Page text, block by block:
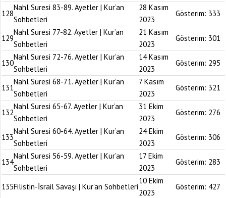
128
Nahl Suresi 83-89. Ayetler | Kur’an
Sohbetleri
28 Kasım
2023
Gösterim: 333
129
Nahl Suresi 77-82. Ayetler | Kur’an
Sohbetleri
21 Kasım
2023
Gösterim: 301
130
Nahl Suresi 72-76. Ayetler | Kur’an
Sohbetleri
14 Kasım
2023
Gösterim: 295
131
Nahl Suresi 68-71. Ayetler | Kur’an
Sohbetleri
7 Kasım
2023
Gösterim: 321
132
Nahl Suresi 65-67. Ayetler | Kur’an
Sohbetleri
31 Ekim
2023
Gösterim: 276
133
Nahl Suresi 60-64. Ayetler | Kur’an
Sohbetleri
24 Ekim
2023
Gösterim: 306
134
Nahl Suresi 56-59. Ayetler | Kur’an
Sohbetleri
17 Ekim
2023
Gösterim: 283
135Filistin-İsrail Savaşı | Kur’an Sohbetleri
10 Ekim
2023
Gösterim: 427